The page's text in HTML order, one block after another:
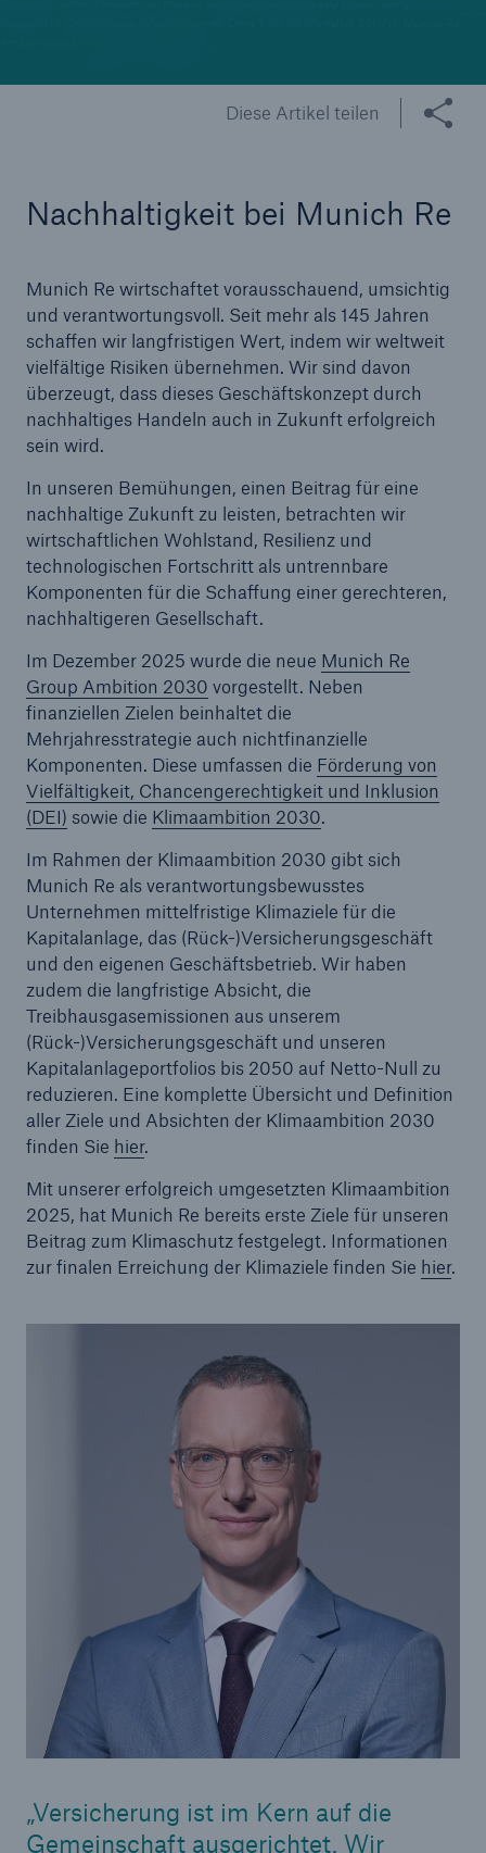
Diese Artikel teilen
Nachhaltigkeit bei Munich Re
Munich Re wirtschaftet vorausschauend, umsichtig
und verantwortungsvoll. Seit mehr als 145 Jahren
schaffen wir langfristigen Wert, indem wir weltweit
vielfältige Risiken übernehmen. Wir sind davon
überzeugt, dass dieses Geschäftskonzept durch
nachhaltiges Handeln auch in Zukunft erfolgreich
sein wird.
In unseren Bemühungen, einen Beitrag für eine
nachhaltige Zukunft zu leisten, betrachten wir
wirtschaftlichen Wohlstand, Resilienz und
technologischen Fortschritt als untrennbare
Komponenten für die Schaffung einer gerechteren,
nachhaltigeren Gesellschaft.
Im Dezember 2025 wurde die neue Munich Re
Group Ambition 2030 vorgestellt. Neben
finanziellen Zielen beinhaltet die
Mehrjahresstrategie auch nichtfinanzielle
Komponenten. Diese umfassen die Förderung von
Vielfältigkeit, Chancengerechtigkeit und Inklusion
(DEI) sowie die Klimaambition 2030.
Im Rahmen der Klimaambition 2030 gibt sich
Munich Re als verantwortungsbewusstes
Unternehmen mittelfristige Klimaziele für die
Kapitalanlage, das (Rück-)Versicherungsgeschäft
und den eigenen Geschäftsbetrieb. Wir haben
zudem die langfristige Absicht, die
Treibhausgasemissionen aus unserem
(Rück-)Versicherungsgeschäft und unseren
Kapitalanlageportfolios bis 2050 auf Netto-Null zu
reduzieren. Eine komplette Übersicht und Definition
aller Ziele und Absichten der Klimaambition 2030
finden Sie hier.
Mit unserer erfolgreich umgesetzten Klimaambition
2025, hat Munich Re bereits erste Ziele für unseren
Beitrag zum Klimaschutz festgelegt. Informationen
zur finalen Erreichung der Klimaziele finden Sie hier.
Versicherung ist im Kern auf die
Gemeinschaft ausgerichtet. Wir
versicherten Schäden aus Naturkatastrophen
seit 1980 beträgt
71.8%
Lösungen
Sachdeckung durch einen leistungsfähigen
Rückversicherungspartner
CLARA reduziert die Wartezeit bis zur
Leistungsentscheidung in der BU-
Versicherung bis zu
50 %
Geschätzte globale wirtschaftliche Kosten der
Internetkriminalität
600 bn